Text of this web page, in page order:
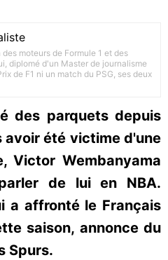
moteurs de Formule 1 et des
diplomé d'un Master de journalisme
de F1 ni un match du PSG, ses deux
des parquets depuis
avoir été victime d'une
Victor Wembanyama
de lui en NBA.
a affronté le Français
saison, annonce du
Spurs.